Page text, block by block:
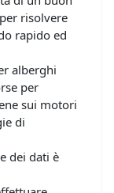
risolvere
rapido ed
alberghi
per
sui motori
di
dei dati è